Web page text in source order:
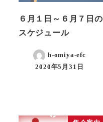
６月１日～６月７日の
スケジュール
h-omiya-efc
2020年5月31日